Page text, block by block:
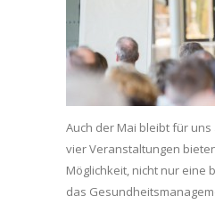
Auch der Mai bleibt für
vier Veranstaltungen
Möglichkeit, nicht nur eine
das